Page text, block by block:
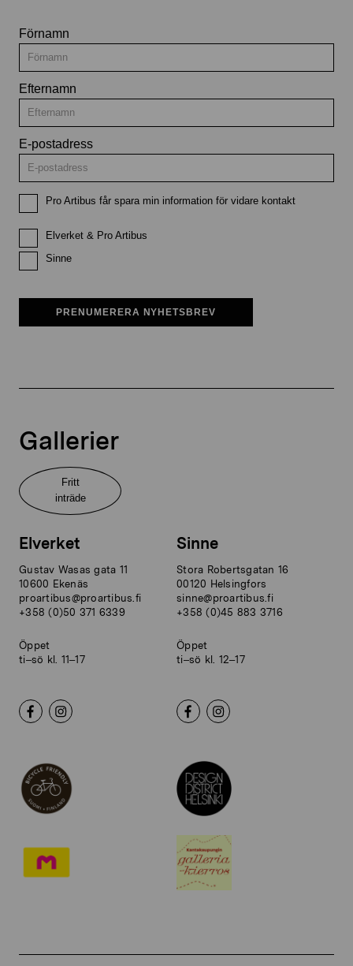
Förnamn
Efternamn
E-postadress
Pro Artibus får spara min information för vidare kontakt
Elverket & Pro Artibus
Sinne
PRENUMERERA NYHETSBREV
Gallerier
Fritt
inträde
Elverket
Gustav Wasas gata 11
10600 Ekenäs
proartibus@proartibus.fi
+358 (0)50 371 6339
Öppet
ti–sö kl. 11–17
Sinne
Stora Robertsgatan 16
00120 Helsingfors
sinne@proartibus.fi
+358 (0)45 883 3716
Öppet
ti–sö kl. 12–17